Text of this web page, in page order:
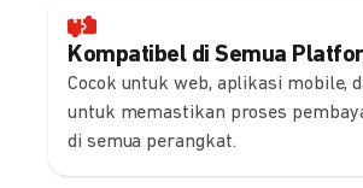
Kompatibel di Semua
Cocok untuk web, aplikasi mobile,
untuk memastikan proses
di semua perangkat.